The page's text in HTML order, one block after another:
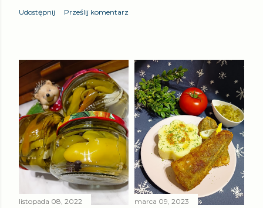
Udostępnij Prześlij komentarz
listopada 08, 2022 marca 09, 2023